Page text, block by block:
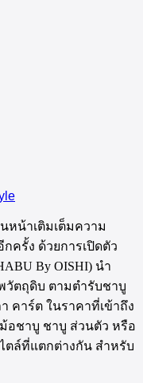
หน้าเติมเต็มความ
ครั้ง ด้วยการเปิดตัว
By OISHI) นำ
วัตถุดิบ ตามตำรับชาบู
คาร์ต ในราคาที่เข้าถึง
อชาบู ชาบู ส่วนตัว หรือ
ตล์ที่แตกต่างกัน สำหรับ